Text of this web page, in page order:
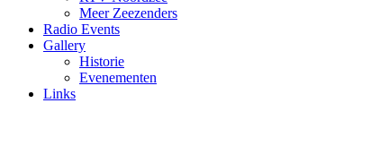
Meer Zeezenders
Radio Events
Gallery
Historie
Evenementen
Links